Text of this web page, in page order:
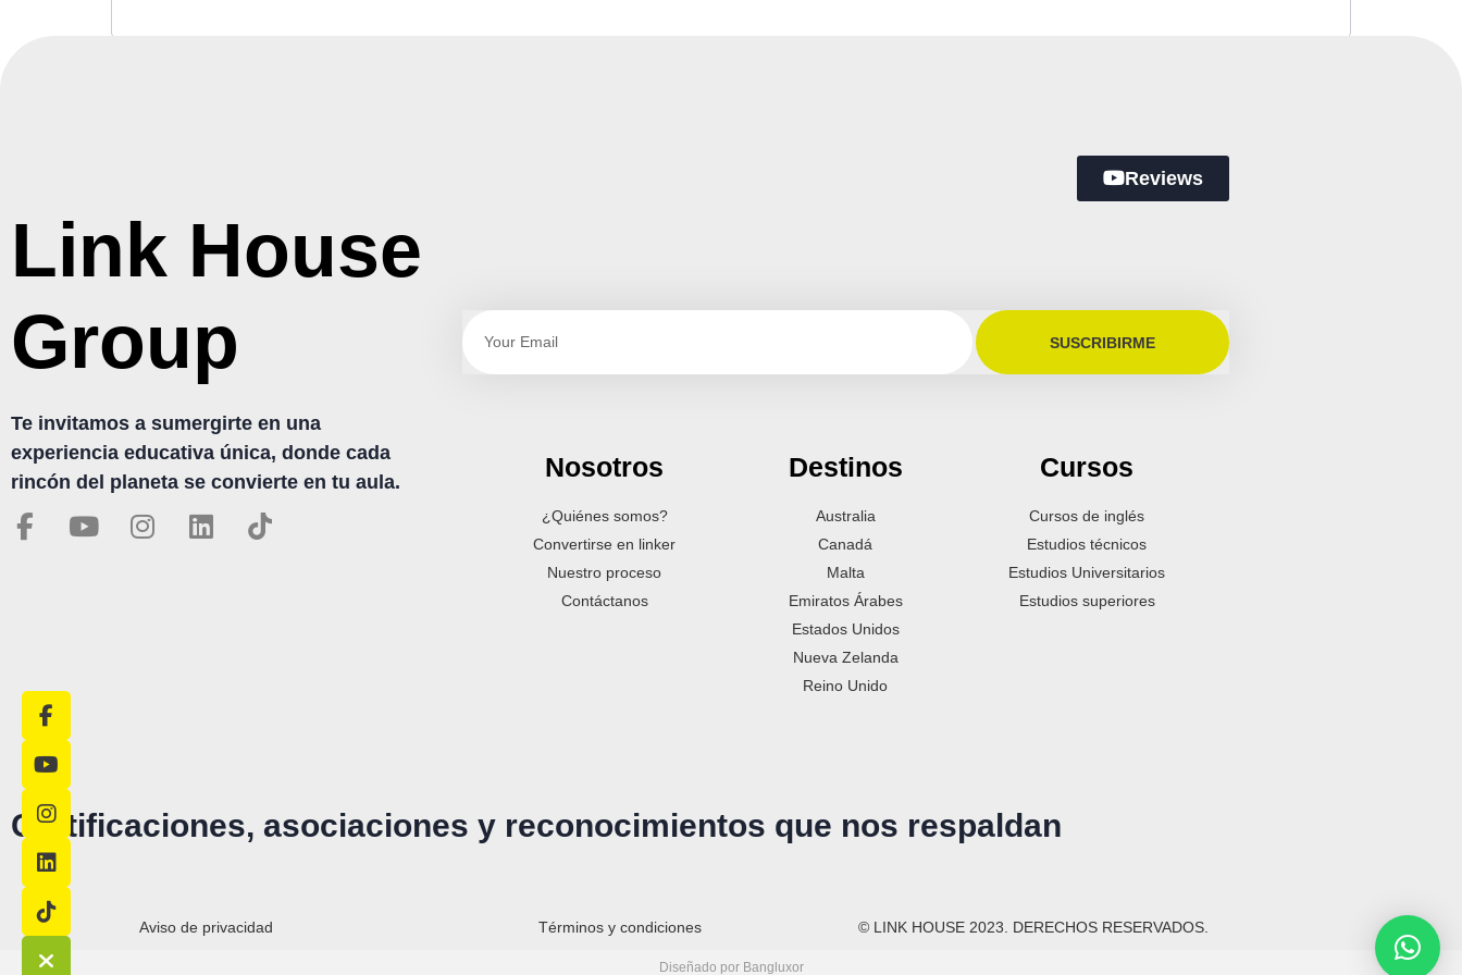
Link House
Group
Te invitamos a sumergirte en una
experiencia educativa única, donde cada
rincón del planeta se convierte en tu aula.
Reviews
SUSCRIBIRME
Nosotros
¿Quiénes somos?
Convertirse en linker
Nuestro proceso
Contáctanos
Destinos
Australia
Canadá
Malta
Emiratos Árabes
Estados Unidos
Nueva Zelanda
Reino Unido
Cursos
Cursos de inglés
Estudios técnicos
Estudios Universitarios
Estudios superiores
Certificaciones, asociaciones y reconocimientos que nos respaldan
Aviso de privacidad Términos y condiciones © LINK HOUSE 2023. DERECHOS RESERVADOS.​
Diseñado por Bangluxor